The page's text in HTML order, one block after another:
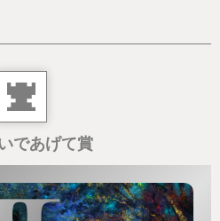
けど、私は新たに出現した
入りだった。洞窟はマップ
こそ探索感がより強くて一
上には、前作に引き続いて
であげて賞